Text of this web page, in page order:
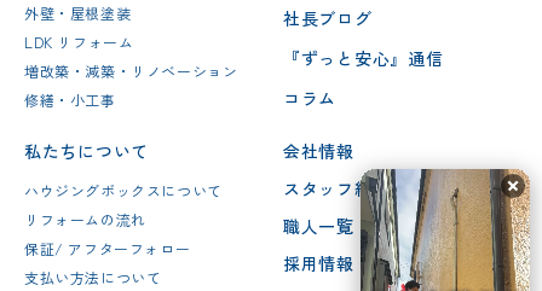
外壁・屋根塗装
LDK リフォーム
増改築・減築・リノベーション
修繕・小工事
社長ブログ
『ずっと安心』通信
コラム
私たちについて
ハウジングボックスについて
リフォームの流れ
保証/ アフターフォロー
支払い方法について
会社情報
スタッフ紹介
職人一覧
採用情報